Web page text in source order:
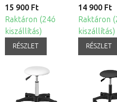
15 900 Ft
Raktáron (24ó
kiszállítás)
RÉSZLET
14 900 Ft
Raktáron
kiszállítás)
RÉSZLET